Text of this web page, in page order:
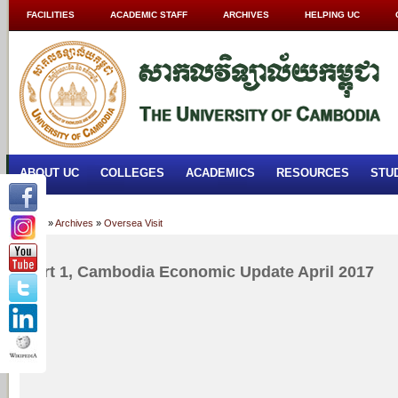
FACILITIES ACADEMIC STAFF ARCHIVES HELPING UC
ABOUT UC COLLEGES ACADEMICS RESOURCES
Home »Archives » Oversea Visit
Part 1, Cambodia Economic Update April 2017